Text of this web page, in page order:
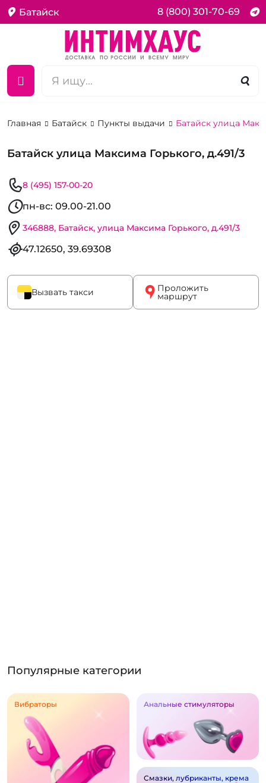
Батайск 8 (800) 301-70-69
Главная Батайск Пункты выдачи Батайск улица
Батайск улица Максима Горького, д.491/3
8 (495) 157-00-20
пн-вс: 09.00-21.00
346888, Батайск, улица Максима Горького, д.491/3
47.12650, 39.69308
Вызвать такси Проложить
маршрут
Популярные категории
Вибраторы Анальные стимуляторы
Смазки, лубриканты, крема